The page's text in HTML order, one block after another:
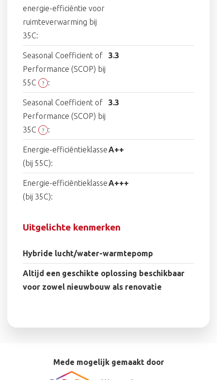
energie-efficiëntie voor
ruimteverwarming bij
35C:
Seasonal Coefficient of
Performance (SCOP) bij
55C
? :
3.3
Seasonal Coefficient of
Performance (SCOP) bij
35C
? :
3.3
Energie-efficiëntieklasse
(bij 55C):
A++
Energie-efficiëntieklasse
(bij 35C):
A+++
Uitgelichte kenmerken
Hybride lucht/water-warmtepomp
Altijd een geschikte oplossing beschikbaar
voor zowel nieuwbouw als renovatie
Mede mogelijk gemaakt door